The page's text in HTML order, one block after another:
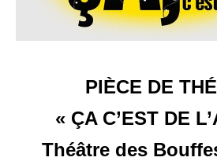
PIÈCE DE
« ÇA C’EST DE
Théâtre des